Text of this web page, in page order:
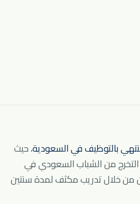
بالتوظيف في السعودية، حيث
من الشباب السعودي في
من خلال تدريب مكثف لمدة سنتين